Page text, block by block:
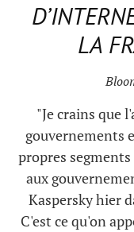
LA
"Je crains que
gouvernements
propres
aux
Kaspersky hier
C'est ce qu'on